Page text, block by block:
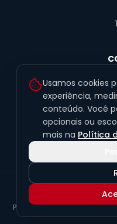
R.
Alto da XV ·
© 2026 Exclusive
Política de Privacidade
Usamos cookies
experiência,
conteúdo. Você
opcionais ou
mais na Política